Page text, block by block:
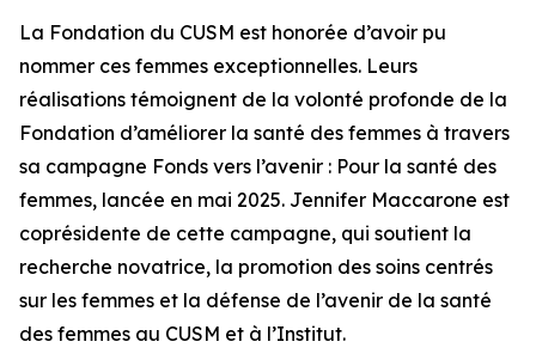
La Fondation du CUSM est honorée d’avoir pu
nommer ces femmes exceptionnelles. Leurs
réalisations témoignent de la volonté profonde de la
Fondation d’améliorer la santé des femmes à travers
sa campagne Fonds vers l’avenir : Pour la santé des
femmes, lancée en mai 2025. Jennifer Maccarone est
coprésidente de cette campagne, qui soutient la
recherche novatrice, la promotion des soins centrés
sur les femmes et la défense de l’avenir de la santé
des femmes au CUSM et à l’Institut.